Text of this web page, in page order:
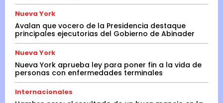
Nueva York
Avalan que vocero de la Presidencia destaque
principales ejecutorias del Gobierno de Abinader
Nueva York
Nueva York aprueba ley para poner fin a la vida de
personas con enfermedades terminales
Internacionales